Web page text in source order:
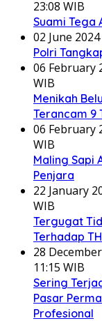
23:08 WIB
Suami Tega
02 June
Polri
06 February
WIB
Menikah
Terancam 9
06 February
WIB
Maling Sapi
Penjara
22 January
WIB
Tergugat
Terhadap
28
11:15 WIB
Sering
Pasar
Profesional